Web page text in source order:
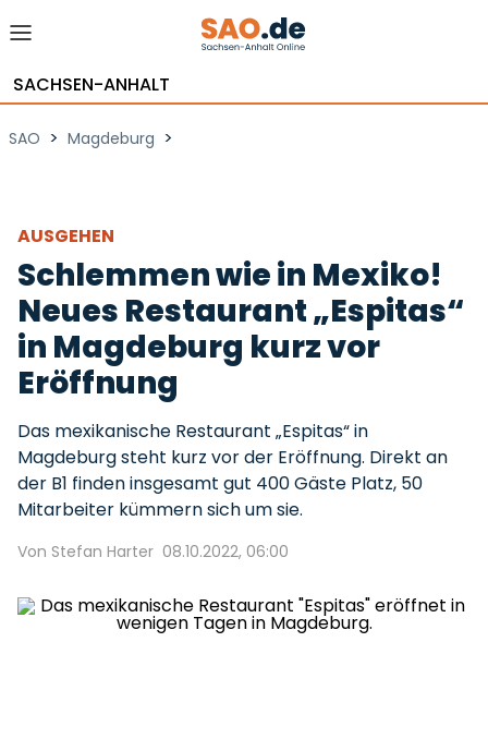
SACHSEN-ANHALT
SAO > Magdeburg >
AUSGEHEN
Schlemmen wie in Mexiko!
Neues Restaurant „Espitas“
in Magdeburg kurz vor
Eröffnung
Das mexikanische Restaurant „Espitas“ in
Magdeburg steht kurz vor der Eröffnung. Direkt an
der B1 finden insgesamt gut 400 Gäste Platz, 50
Mitarbeiter kümmern sich um sie.
Von Stefan Harter 08.10.2022, 06:00